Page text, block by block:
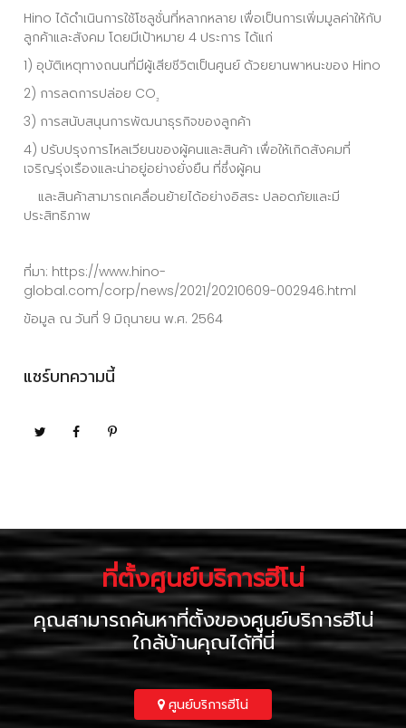
Hino ได้ดำเนินการใช้โซลูชั่นที่หลากหลาย เพื่อเป็นการเพิ่มมูลค่าให้กับ
ลูกค้าและสังคม โดยมีเป้าหมาย 4 ประการ ได้แก่
1) อุบัติเหตุทางถนนที่มีผู้เสียชีวิตเป็นศูนย์ ด้วยยานพาหนะของ Hino
2) การลดการปล่อย CO₂
3) การสนับสนุนการพัฒนาธุรกิจของลูกค้า
4) ปรับปรุงการไหลเวียนของผู้คนและสินค้า เพื่อให้เกิดสังคมที่
เจริญรุ่งเรืองและน่าอยู่อย่างยั่งยืน ที่ซึ่งผู้คน
และสินค้าสามารถเคลื่อนย้ายได้อย่างอิสระ ปลอดภัยและมี
ประสิทธิภาพ
ที่มา: https://www.hino-
global.com/corp/news/2021/20210609-002946.html
ข้อมูล ณ วันที่ 9 มิถุนายน พ.ศ. 2564
แชร์บทความนี้
ที่ตั้งศูนย์บริการฮีโน่
คุณสามารถค้นหาที่ตั้งของศูนย์บริการฮีโน่
ใกล้บ้านคุณได้ที่นี่
ศูนย์บริการฮีโน่